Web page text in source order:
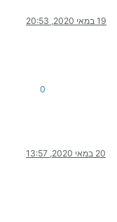
19 במאי 2020, 20:53
0
20 במאי 2020, 13:57